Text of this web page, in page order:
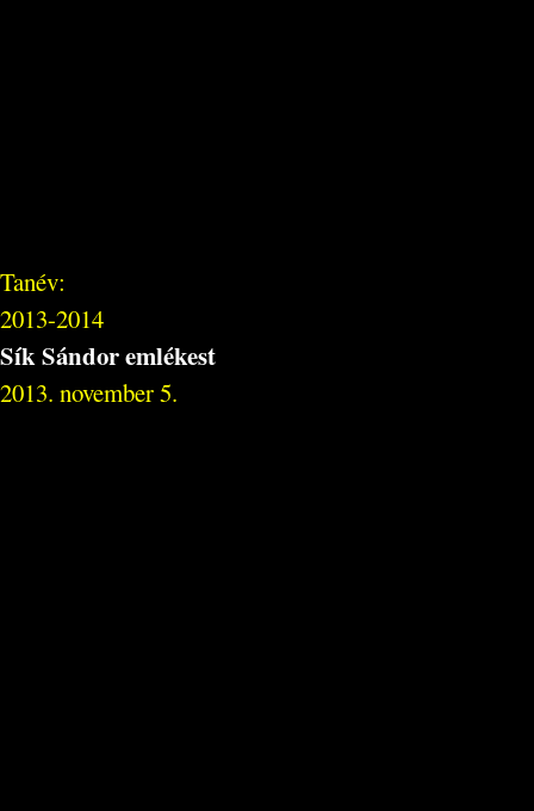
Tanév:
2013-2014
Sík Sándor emlékest
2013. november 5.